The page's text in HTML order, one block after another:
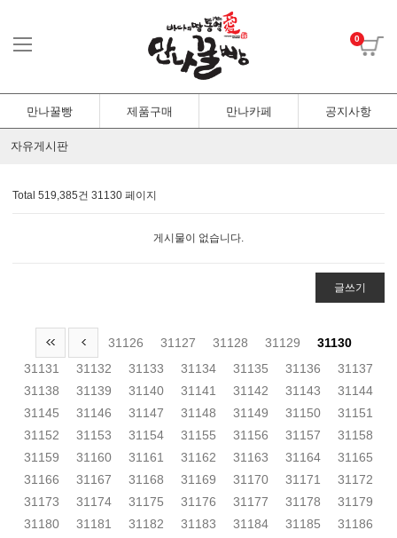
0
만나꿀빵 제품구매 만나카페 공지사항
자유게시판
Total 519,385건 31130 페이지
게시물이 없습니다.
글쓰기
31126 31127 31128 31129
31130
31131
31132 31133 31134 31135 31136
31137
31138
31139 31140 31141 31142 31143
31144
31145
31146 31147 31148 31149 31150
31151
31152
31153 31154 31155 31156 31157
31158
31159
31160 31161 31162 31163 31164
31165
31166
31167 31168 31169 31170 31171
31172
31173
31174 31175 31176 31177 31178
31179
31180
31181 31182 31183 31184 31185
31186